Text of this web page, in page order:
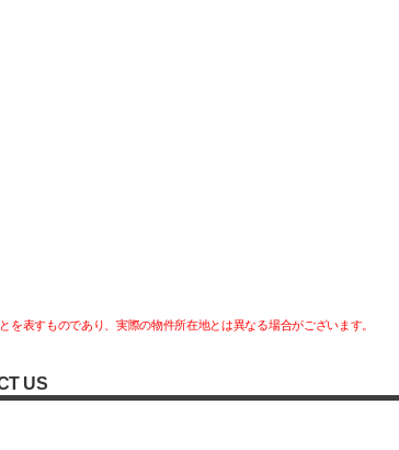
表すものであり、実際の物件所在地とは異なる場合がございます。
US